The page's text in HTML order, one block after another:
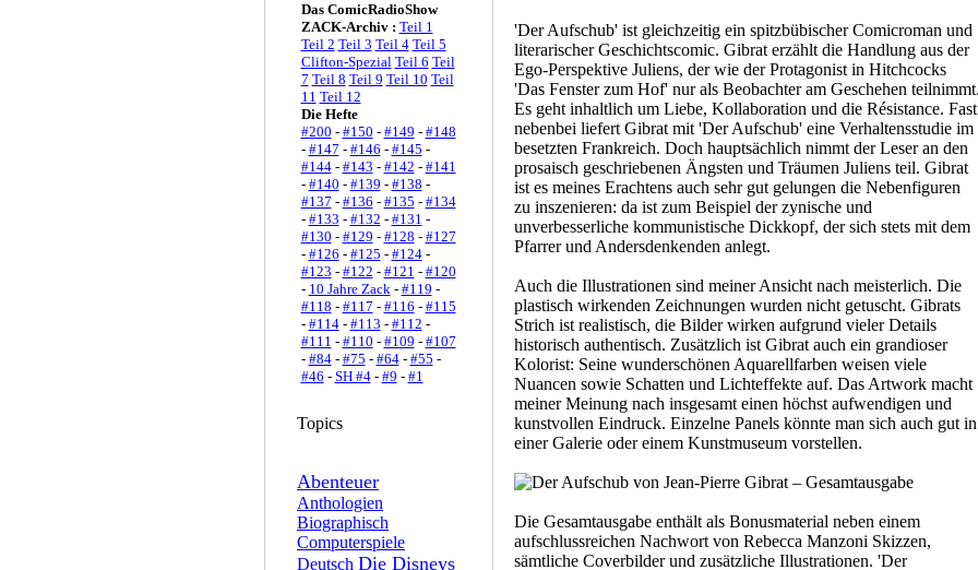
Das ComicRadioShow
ZACK-Archiv : Teil 1
Teil 2 Teil 3 Teil 4 Teil 5
Clifton-Spezial Teil 6 Teil
7 Teil 8 Teil 9 Teil 10 Teil
11 Teil 12
Die Hefte
#200 - #150 - #149 - #148
- #147 - #146 - #145 -
#144- #143 - #142 - #141
- #140 - #139 - #138 -
#137 - #136 - #135 - #134
- #133 - #132 - #131 -
#130 - #129 - #128 - #127
- #126 - #125 - #124-
#123 - #122 - #121 - #120
- 10 Jahre Zack- #119 -
#118 - #117 - #116 - #115
- #114- #113 - #112 -
#111 - #110 - #109 - #107
- #84- #75 - #64- #55 -
#46 - SH #4- #9 - #1
Topics
Abenteuer
Anthologien
Biographisch
Computerspiele
Deutsch Die Disneys
'Der Aufschub' ist gleichzeitig ein spitzbübischer Comicroman und
literarischer Geschichtscomic. Gibrat erzählt die Handlung aus der
Ego-Perspektive Juliens, der wie der Protagonist in Hitchcocks
'Das Fenster zum Hof' nur als Beobachter am Geschehen
Es geht inhaltlich um Liebe, Kollaboration und die Résistance. Fast
nebenbei liefert Gibrat mit 'Der Aufschub' eine Verhaltensstudie im
besetzten Frankreich. Doch hauptsächlich nimmt der Leser an den
prosaisch geschriebenen Ängsten und Träumen Juliens teil. Gibrat
ist es meines Erachtens auch sehr gut gelungen die Nebenfiguren
zu inszenieren: da ist zum Beispiel der zynische und
unverbesserliche kommunistische Dickkopf, der sich stets mit dem
Pfarrer und Andersdenkenden anlegt.
Auch die Illustrationen sind meiner Ansicht nach meisterlich. Die
plastisch wirkenden Zeichnungen wurden nicht getuscht. Gibrats
Strich ist realistisch, die Bilder wirken aufgrund vieler Details
historisch authentisch. Zusätzlich ist Gibrat auch ein grandioser
Kolorist: Seine wunderschönen Aquarellfarben weisen viele
Nuancen sowie Schatten und Lichteffekte auf. Das Artwork macht
meiner Meinung nach insgesamt einen höchst aufwendigen und
kunstvollen Eindruck. Einzelne Panels könnte man sich auch gut in
einer Galerie oder einem Kunstmuseum vorstellen.
Die Gesamtausgabe enthält als Bonusmaterial neben einem
aufschlussreichen Nachwort von Rebecca Manzoni Skizzen,
sämtliche Coverbilder und zusätzliche Illustrationen. 'Der